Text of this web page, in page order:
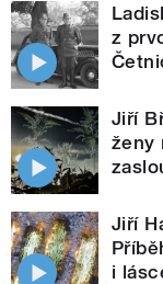
z
Jiří
ženy
Jiří
i